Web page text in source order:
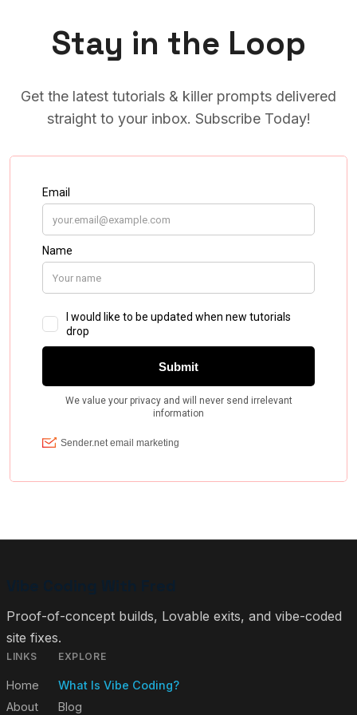
Stay in the Loop
Get the latest tutorials & killer prompts delivered
straight to your inbox. Subscribe Today!
Proof-of-concept builds, Lovable exits, and vibe-coded
site fixes.
LINKS
Home
About
EXPLORE
What Is Vibe Coding?
Blog